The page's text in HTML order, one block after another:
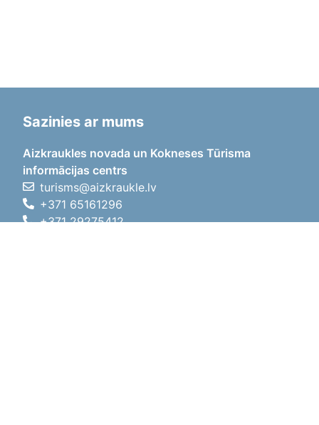
Sazinies ar mums
Aizkraukles novada un Kokneses Tūrisma
informācijas centrs
turisms@aizkraukle.lv
+371 65161296
+371 29275412